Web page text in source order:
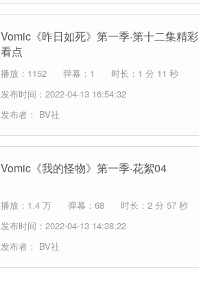
Vomic《昨日如死》第一季·第十二集精彩
看点
播放：1152 弹幕：1
时长：1 分 11 秒
发布时间：2022-04-13 16:54:32
发布者： BV社
Vomic《我的怪物》第一季·花絮04
播放：1.4 万 弹幕：68
时长：2 分 57 秒
发布时间：2022-04-13 14:38:22
发布者： BV社